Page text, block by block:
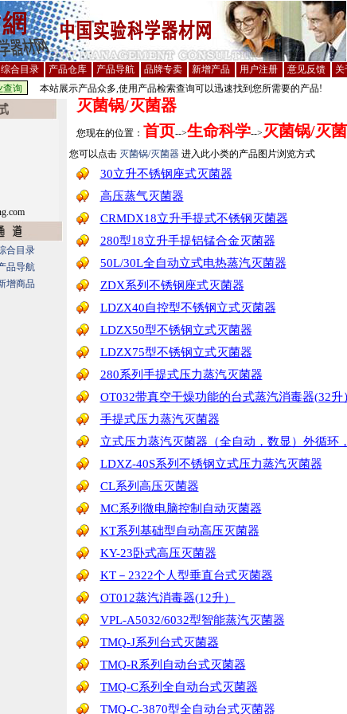
综合目录 产品仓库 产品导航 品牌专卖 新增产品 用户注册 意见反馈 关
本站展示产品众多,使用产品检索查询可以迅速找到您所需要的产品!
合目录
品导航
增商品
灭菌锅/灭菌器
您现在的位置： 首页-->生命科学--> 灭菌锅/灭
您可以点击 灭菌锅/灭菌器进入此小类的产品图片浏览方式
30立升不锈钢座式灭菌器
高压蒸气灭菌器
CRMDX18立升手提式不锈钢灭菌器
280型18立升手提铝锰合金灭菌器
50L/30L全自动立式电热蒸汽灭菌器
ZDX系列不锈钢座式灭菌器
LDZX40自控型不锈钢立式灭菌器
LDZX50型不锈钢立式灭菌器
LDZX75型不锈钢立式灭菌器
280系列手提式压力蒸汽灭菌器
OT032带真空干燥功能的台式蒸汽消毒器(32升
手提式压力蒸汽灭菌器
立式压力蒸汽灭菌器（全自动，数显）外循环
LDXZ-40S系列不锈钢立式压力蒸汽灭菌器
CL系列高压灭菌器
MC系列微电脑控制自动灭菌器
KT系列基础型自动高压灭菌器
KY-23卧式高压灭菌器
KT－2322个人型垂直台式灭菌器
OT012蒸汽消毒器(12升）
VPL-A5032/6032型智能蒸汽灭菌器
TMQ-J系列台式灭菌器
TMQ-R系列自动台式灭菌器
TMQ-C系列全自动台式灭菌器
TMQ-C-3870型全自动台式灭菌器